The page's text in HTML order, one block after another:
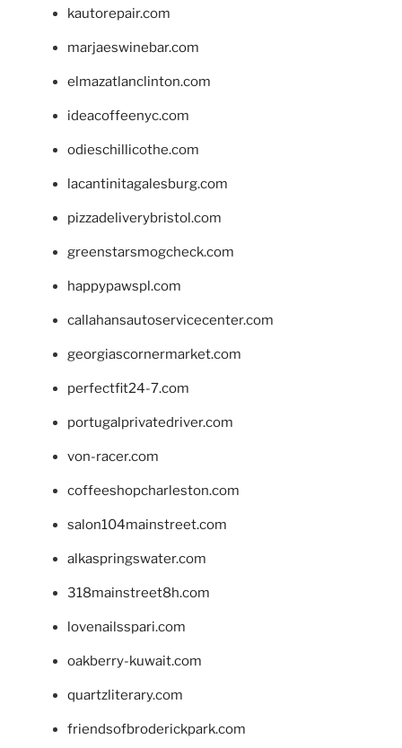
kautorepair.com
marjaeswinebar.com
elmazatlanclinton.com
ideacoffeenyc.com
odieschillicothe.com
lacantinitagalesburg.com
pizzadeliverybristol.com
greenstarsmogcheck.com
happypawspl.com
callahansautoservicecenter.com
georgiascornermarket.com
perfectfit24-7.com
portugalprivatedriver.com
von-racer.com
coffeeshopcharleston.com
salon104mainstreet.com
alkaspringswater.com
318mainstreet8h.com
lovenailsspari.com
oakberry-kuwait.com
quartzliterary.com
friendsofbroderickpark.com